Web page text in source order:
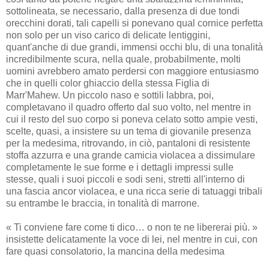
sottolineata, se necessario, dalla presenza di due tondi
orecchini dorati, tali capelli si ponevano qual cornice perfetta
non solo per un viso carico di delicate lentiggini,
quant'anche di due grandi, immensi occhi blu, di una tonalità
incredibilmente scura, nella quale, probabilmente, molti
uomini avrebbero amato perdersi con maggiore entusiasmo
che in quelli color ghiaccio della stessa Figlia di
Marr'Mahew. Un piccolo naso e sottili labbra, poi,
completavano il quadro offerto dal suo volto, nel mentre in
cui il resto del suo corpo si poneva celato sotto ampie vesti,
scelte, quasi, a insistere su un tema di giovanile presenza
per la medesima, ritrovando, in ciò, pantaloni di resistente
stoffa azzurra e una grande camicia violacea a dissimulare
completamente le sue forme e i dettagli impressi sulle
stesse, quali i suoi piccoli e sodi seni, stretti all'interno di
una fascia ancor violacea, e una ricca serie di tatuaggi tribali
su entrambe le braccia, in tonalità di marrone.
« Ti conviene fare come ti dico… o non te ne libererai più. »
insistette delicatamente la voce di lei, nel mentre in cui, con
fare quasi consolatorio, la mancina della medesima